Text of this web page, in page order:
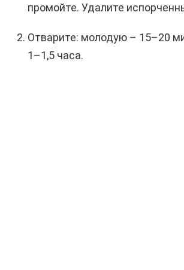
промойте. Удалите
Отварите: молодую – 15–20
1–1,5 часа.